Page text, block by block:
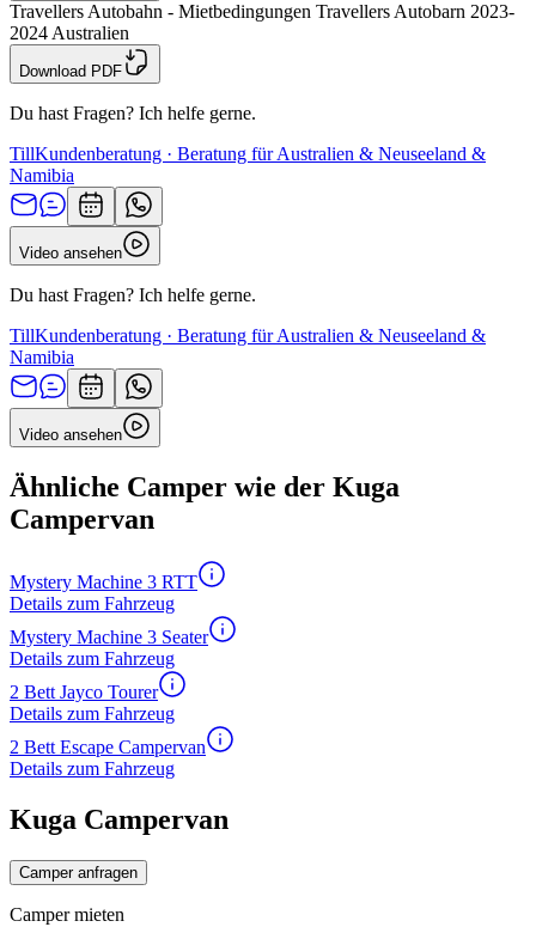
Travellers Autobahn - Mietbedingungen Travellers Autobarn 2023-
2024 Australien
Download PDF
Du hast Fragen? Ich helfe gerne.
TillKundenberatung · Beratung für Australien & Neuseeland &
Namibia
Video ansehen
Du hast Fragen? Ich helfe gerne.
TillKundenberatung · Beratung für Australien & Neuseeland &
Namibia
Video ansehen
Ähnliche Camper wie der Kuga
Campervan
Mystery Machine 3 RTT
Details zum Fahrzeug
Mystery Machine 3 Seater
Details zum Fahrzeug
2 Bett Jayco Tourer
Details zum Fahrzeug
2 Bett Escape Campervan
Details zum Fahrzeug
Kuga Campervan
Camper anfragen
Camper mieten